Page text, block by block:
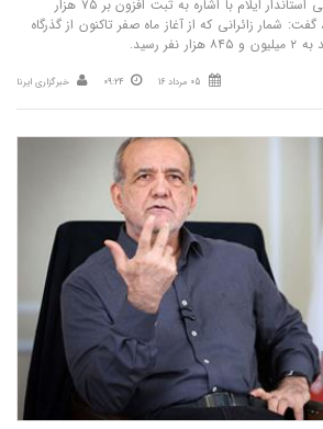
نصر: معاون سیاسی و امنیتی استاندار ایلام با اشاره به ثبت افزون بر ۷۵ هزار
شمار زائرانی که از آغاز ماه صفر تاکنون از گذرگاه
رسید.
05 مرداد 16 09:24 خبرگزاری ایرنا